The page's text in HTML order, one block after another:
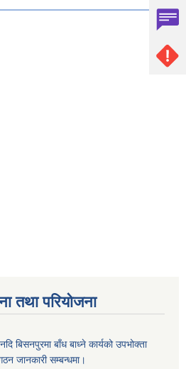
तथा परियोजना
बिसनपुरमा बाँध बाध्ने कार्यको उपभोक्ता
जानकारी सम्बन्धमा।